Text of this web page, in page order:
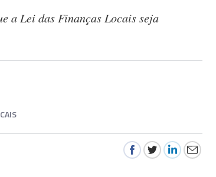
a Lei das Finanças Locais seja